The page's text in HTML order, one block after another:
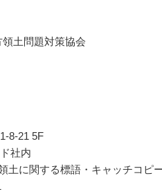
土問題対策協会
8-21 5F
社内
土に関する標語・キャッチコピ